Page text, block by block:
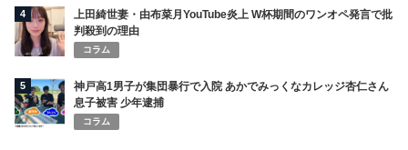
4
上田綺世妻・由布菜月YouTube炎上 W杯期間のワンオペ発言で批
判殺到の理由
コラム
5
神戸高1男子が集団暴行で入院 あかでみっくなカレッジ杏仁さん
息子被害 少年逮捕
コラム